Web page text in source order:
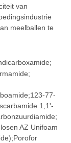
van
meelballen te
77-
1,1'-
AZ Unifoam